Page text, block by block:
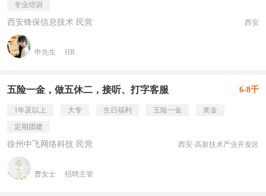
专业培训
西安锋保信息技术 民营 西安
申先生 HR
五险一金，做五休二，接听、打字客服 6-8千
1年及以上 大专 生日福利 五险一金
奖金
定期团建
徐州中飞网络科技 民营 西安·高新技术产业开发区
曹女士 招聘主管